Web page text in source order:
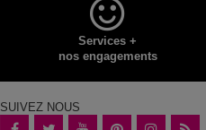
Services +
nos engagements
SUIVEZ NOUS